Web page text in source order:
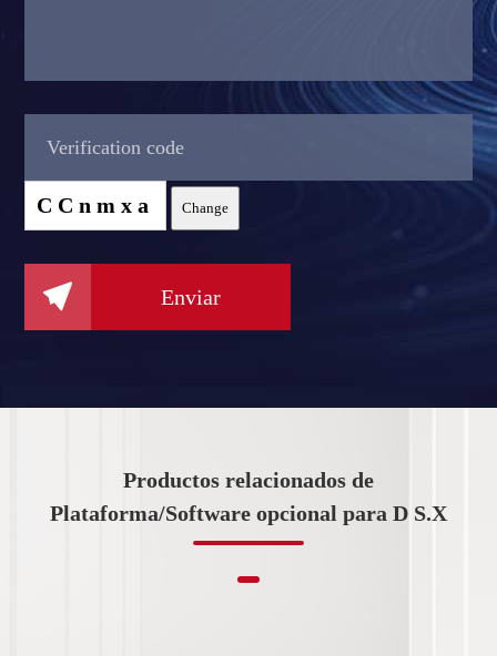
CCnmxa Change
 Enviar
Productos relacionados de
Plataforma/Software opcional para D S.X